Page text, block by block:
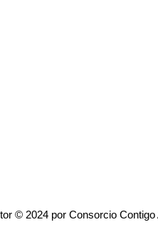
© 2024 por Consorcio